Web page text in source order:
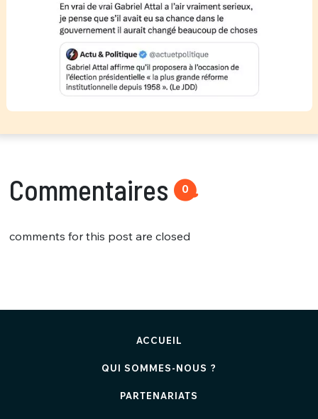
Commentaires 0
comments for this post are closed
ACCUEIL
QUI SOMMES-NOUS ?
PARTENARIATS